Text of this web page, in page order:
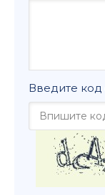
Введите код